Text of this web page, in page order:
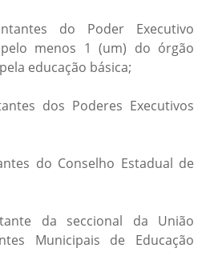
do Poder Executivo
menos 1 (um) do órgão
educação básica;
dos Poderes Executivos
do Conselho Estadual de
da seccional da União
Municipais de Educação